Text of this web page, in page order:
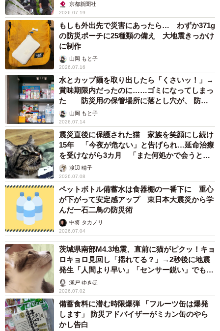
京都新聞社
2026.07.19
もしも外出先で災害にあったら… わずか371g
の防災ポーチに25種類の備え 大地震きっかけ
に制作
山岡 もと子
2026.07.16
水とカップ麺を取り出したら「くさいッ！」→
賞味期限内だったのに……ゴミになってしまっ
た 防災用の保管場所に落とし穴が、 防災
士に聞いた
山岡 もと子
2026.07.14
震災直後に保護された猫 家族を笑顔にし続け
15年 「今夜が危ない」と告げられ…延命治療
を受けながら3カ月 「また何処かで会うと願
ってます」
渡辺 晴子
2026.07.08
ペットボトル備蓄水は食器棚の一番下に 重心
が下がって安定感アップ 東日本大震災から学
んだ一石二鳥の防災術
中将 タカノリ
2026.07.04
茨城県南部M4.3地震、直前に猫がピクッ！キョ
ロキョロ見回し「揺れてる？」→2秒後に地震
発生「人間より早い」「センサー鋭い」でもも
う1匹は…
瀬戸 ゆきほ
2026.07.02
備蓄食料に潜む時限爆弾 「フルーツ缶は爆発
します」 防災アドバイザーがミカン缶のやら
かし告白